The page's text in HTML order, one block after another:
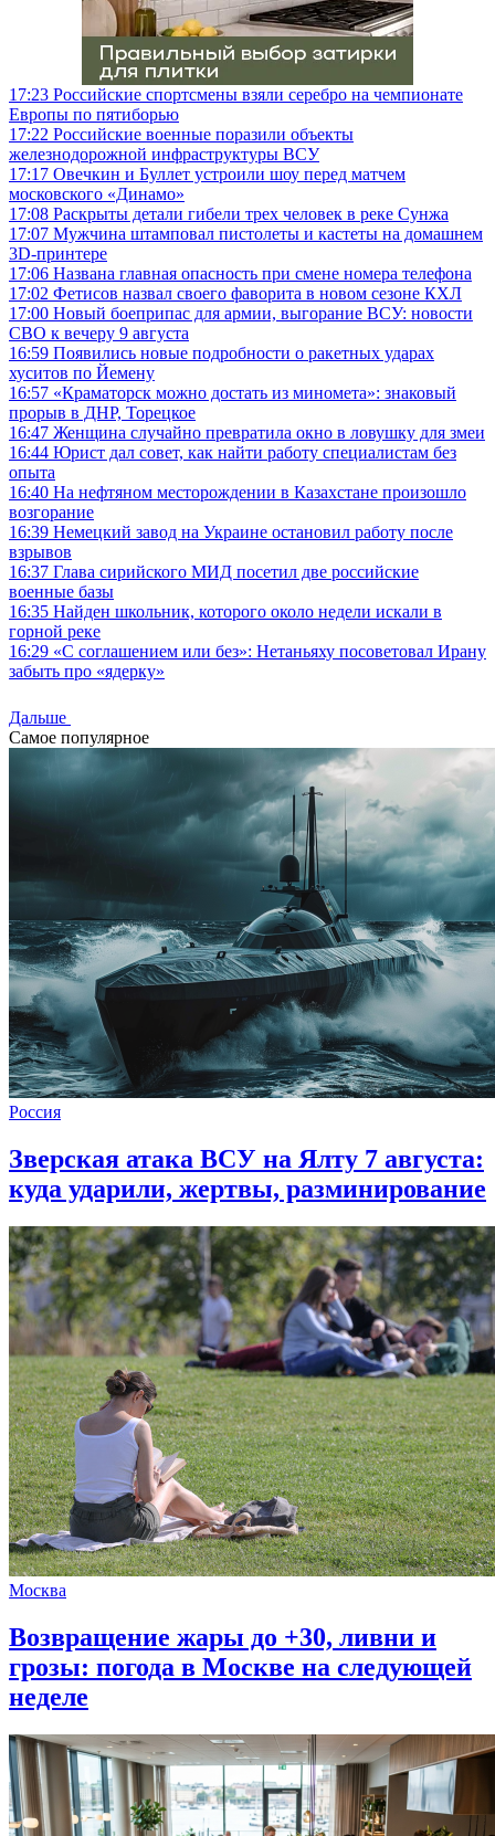
17:23 Российские спортсмены взяли серебро на чемпионате
Европы по пятиборью
17:22 Российские военные поразили объекты
железнодорожной инфраструктуры ВСУ
17:17 Овечкин и Буллет устроили шоу перед матчем
московского «Динамо»
17:08 Раскрыты детали гибели трех человек в реке Сунжа
17:07 Мужчина штамповал пистолеты и кастеты на домашнем
3D-принтере
17:06 Названа главная опасность при смене номера телефона
17:02 Фетисов назвал своего фаворита в новом сезоне КХЛ
17:00 Новый боеприпас для армии, выгорание ВСУ: новости
СВО к вечеру 9 августа
16:59 Появились новые подробности о ракетных ударах
хуситов по Йемену
16:57 «Краматорск можно достать из миномета»: знаковый
прорыв в ДНР, Торецкое
16:47 Женщина случайно превратила окно в ловушку для змеи
16:44 Юрист дал совет, как найти работу специалистам без
опыта
16:40 На нефтяном месторождении в Казахстане произошло
возгорание
16:39 Немецкий завод на Украине остановил работу после
взрывов
16:37 Глава сирийского МИД посетил две российские
военные базы
16:35 Найден школьник, которого около недели искали в
горной реке
16:29 «С соглашением или без»: Нетаньяху посоветовал Ирану
забыть про «ядерку»
Дальше
Самое популярное
Россия
Зверская атака ВСУ на Ялту 7 августа:
куда ударили, жертвы, разминирование
Москва
Возвращение жары до +30, ливни и
грозы: погода в Москве на следующей
неделе